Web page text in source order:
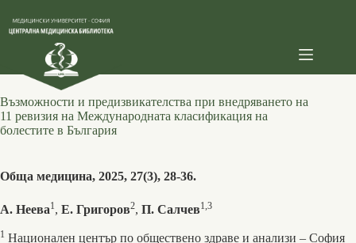
content
Възможности и предизвикателства при внедряването на
11 ревизия на Международната класификация на
болестите в България
Обща медицина, 2025, 27(3), 28-36.
А. Неева1, Е. Григоров2, П. Салчев1,3
1 Национален център по обществено здраве и анализи ‒ София